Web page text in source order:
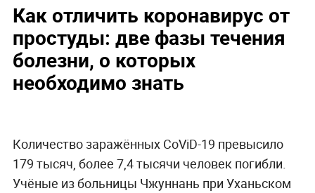
Как отличить коронавирус от
простуды: две фазы течения
болезни, о которых
необходимо знать
Количество заражённых CoViD-19 превысило
179 тысяч, более 7,4 тысячи человек погибли.
Учёные из больницы Чжуннань при Уханьском